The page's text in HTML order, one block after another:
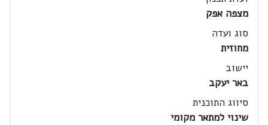
מצפה אפק
סוג ועדה
מחוזית
יישוב
באר יעקב
סיווג התוכנית
שינוי למתאר מקומי